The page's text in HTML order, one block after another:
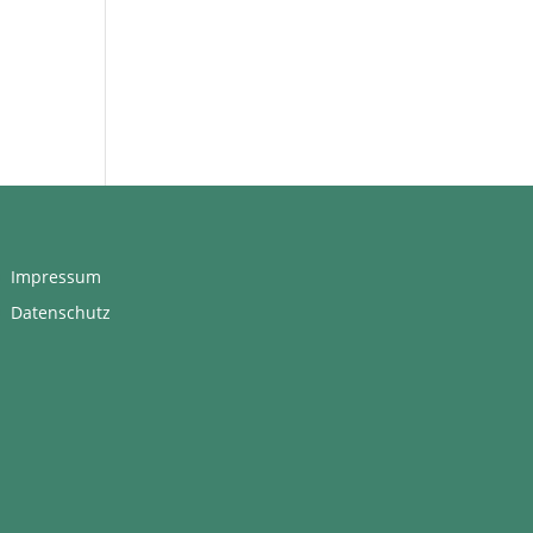
Impressum
Datenschutz